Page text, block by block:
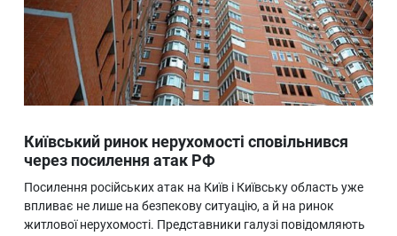
Київський ринок нерухомості сповільнився
через посилення атак РФ
Посилення російських атак на Київ і Київську область уже
впливає не лише на безпекову ситуацію, а й на ринок
житлової нерухомості. Представники галузі повідомляють